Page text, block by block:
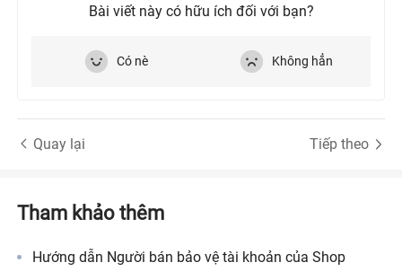
Bài viết này có hữu ích đối với bạn?
Có nè Không hẳn
Quay lại Tiếp theo
Tham khảo thêm
Hướng dẫn Người bán bảo vệ tài khoản của Shop